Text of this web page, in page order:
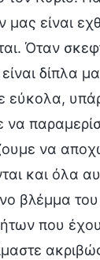
μας είναι
Όταν
δίπλα
εύκολα,
να
να
και όλα
βλέμμα
που